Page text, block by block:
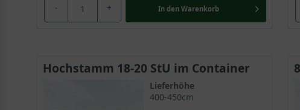
Sowohl die Blätter als auch die Blüten und Früchte des
durchblutungsfördernd und werden bei Herzerkrankungen
- + In den Warenkorb
Hochstamm 18-20 StU im Container
Lieferhöhe
400-450cm